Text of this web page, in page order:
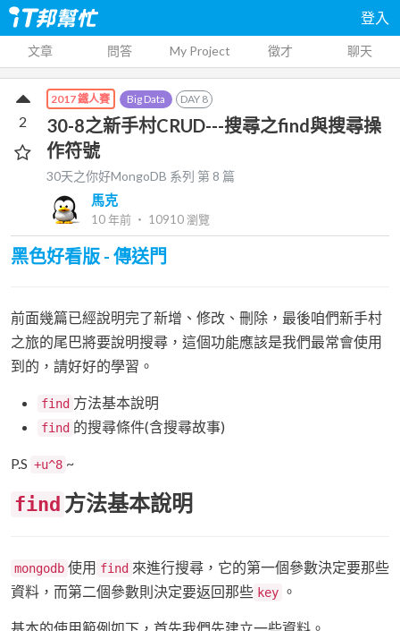
登入
文章 問答 My Project 徵才 聊天
2017 鐵人賽 Big Data DAY 8
30-8之新手村CRUD---搜尋之find與搜尋操
作符號
30天之你好MongoDB 系列 第 8 篇
馬克
10 年前 ‧ 10910瀏覽
2
黑色好看版 - 傳送門
前面幾篇已經說明完了新增、修改、刪除，最後咱們新手村
之旅的尾巴將要說明搜尋，這個功能應該是我們最常會使用
到的，請好好的學習。
find 方法基本說明
find 的搜尋條件(含搜尋故事)
P.S +u^8 ~
find 方法基本說明
mongodb 使用 find 來進行搜尋，它的第一個參數決定要那些
資料，而第二個參數則決定要返回那些 key 。